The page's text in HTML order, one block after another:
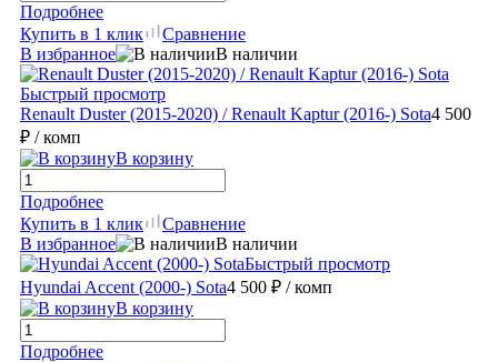
Подробнее
Купить в 1 клик
Сравнение
В избранное
В наличии
Быстрый просмотр
Renault Duster (2015-2020) / Renault Kaptur (2016-) Sota4 500
₽ / комп
В корзину
Подробнее
Купить в 1 клик
Сравнение
В избранное
В наличии
Быстрый просмотр
Hyundai Accent (2000-) Sota4 500 ₽ / комп
В корзину
Подробнее